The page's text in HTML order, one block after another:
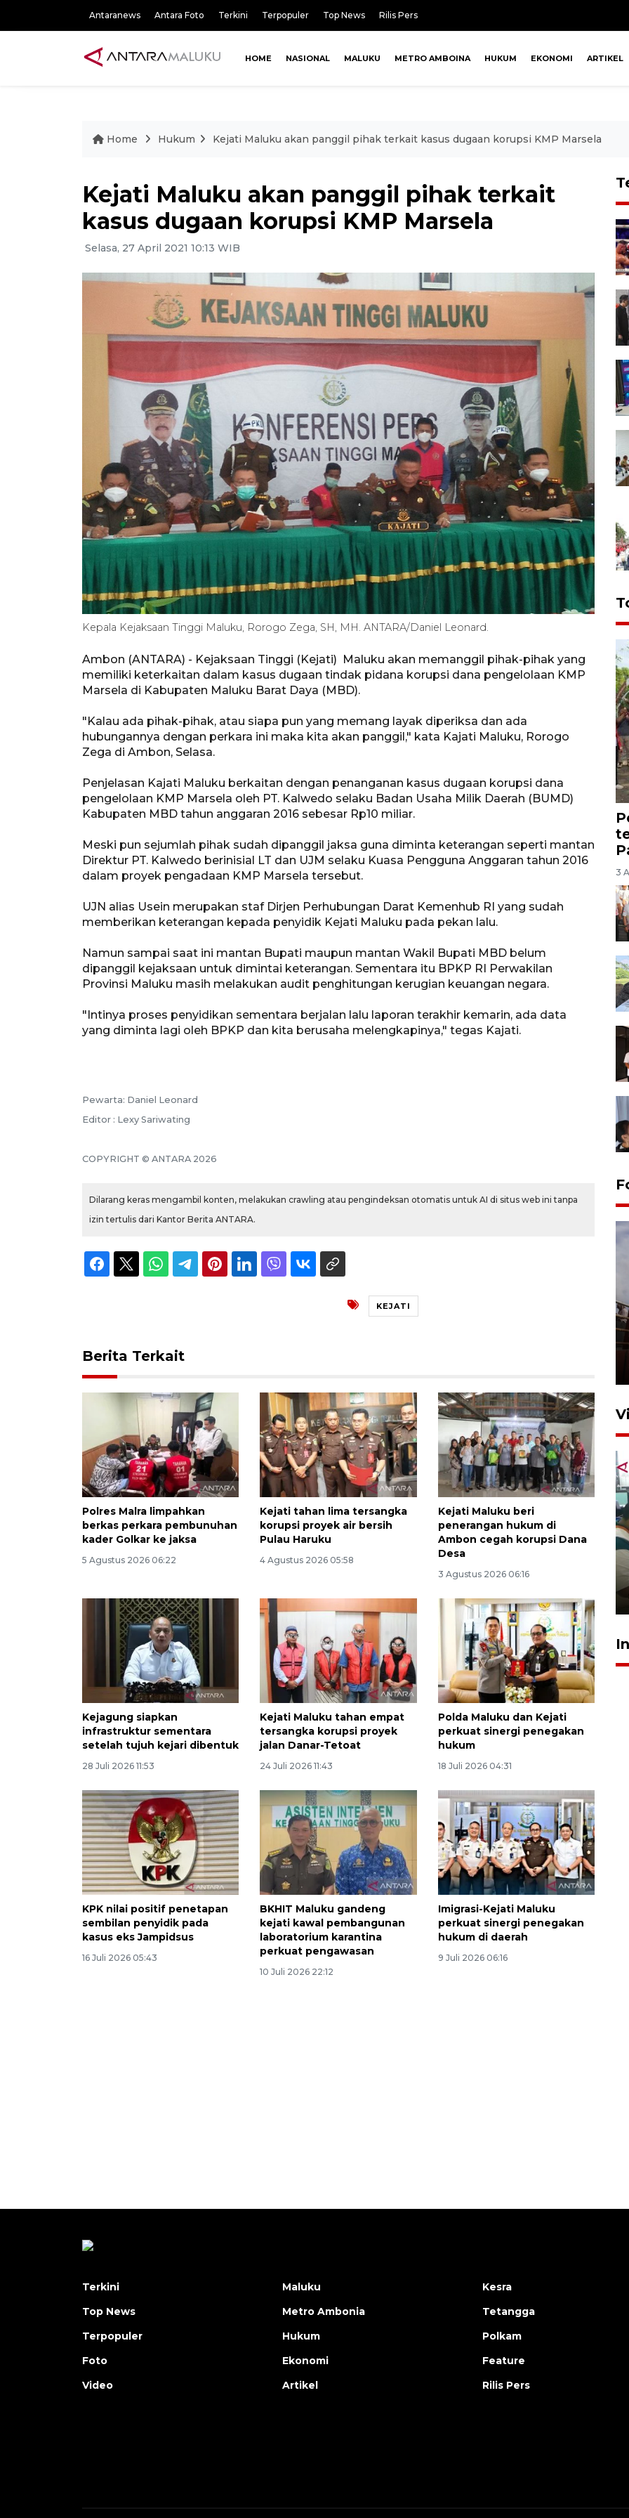
Antaranews Antara Foto Terkini Terpopuler Top News Rilis Pers
HOME NASIONAL MALUKU METRO AMBOINA HUKUM EKONOMI ARTIKEL
Home Hukum Kejati Maluku akan panggil pihak terkait kasus dugaan korupsi KMP Marsela
Kejati Maluku akan panggil pihak terkait
kasus dugaan korupsi KMP Marsela
Selasa, 27 April 2021 10:13 WIB
Kepala Kejaksaan Tinggi Maluku, Rorogo Zega, SH, MH. ANTARA/Daniel Leonard.
Ambon (ANTARA) - Kejaksaan Tinggi (Kejati) Maluku akan memanggil pihak-pihak yang
memiliki keterkaitan dalam kasus dugaan tindak pidana korupsi dana pengelolaan KMP
Marsela di Kabupaten Maluku Barat Daya (MBD).
"Kalau ada pihak-pihak, atau siapa pun yang memang layak diperiksa dan ada
hubungannya dengan perkara ini maka kita akan panggil," kata Kajati Maluku, Rorogo
Zega di Ambon, Selasa.
Penjelasan Kajati Maluku berkaitan dengan penanganan kasus dugaan korupsi dana
pengelolaan KMP Marsela oleh PT. Kalwedo selaku Badan Usaha Milik Daerah (BUMD)
Kabupaten MBD tahun anggaran 2016 sebesar Rp10 miliar.
Meski pun sejumlah pihak sudah dipanggil jaksa guna diminta keterangan seperti mantan
Direktur PT. Kalwedo berinisial LT dan UJM selaku Kuasa Pengguna Anggaran tahun 2016
dalam proyek pengadaan KMP Marsela tersebut.
UJN alias Usein merupakan staf Dirjen Perhubungan Darat Kemenhub RI yang sudah
memberikan keterangan kepada penyidik Kejati Maluku pada pekan lalu.
Namun sampai saat ini mantan Bupati maupun mantan Wakil Bupati MBD belum
dipanggil kejaksaan untuk dimintai keterangan. Sementara itu BPKP RI Perwakilan
Provinsi Maluku masih melakukan audit penghitungan kerugian keuangan negara.
"Intinya proses penyidikan sementara berjalan lalu laporan terakhir kemarin, ada data
yang diminta lagi oleh BPKP dan kita berusaha melengkapinya," tegas Kajati.
Pewarta: Daniel Leonard
Editor : Lexy Sariwating
COPYRIGHT © ANTARA 2026
Dilarang keras mengambil konten, melakukan crawling atau pengindeksan otomatis untuk AI di situs web ini tanpa
izin tertulis dari Kantor Berita ANTARA.
KEJATI
Berita Terkait
Polres Malra limpahkan
berkas perkara pembunuhan
kader Golkar ke jaksa
5 Agustus 2026 06:22
Kejati tahan lima tersangka
korupsi proyek air bersih
Pulau Haruku
4 Agustus 2026 05:58
Kejati Maluku beri
penerangan hukum di
Ambon cegah korupsi Dana
Desa
3 Agustus 2026 06:16
Kejagung siapkan
infrastruktur sementara
setelah tujuh kejari dibentuk
28 Juli 2026 11:53
Kejati Maluku tahan empat
tersangka korupsi proyek
jalan Danar-Tetoat
24 Juli 2026 11:43
Polda Maluku dan Kejati
perkuat sinergi penegakan
hukum
18 Juli 2026 04:31
KPK nilai positif penetapan
sembilan penyidik pada
kasus eks Jampidsus
16 Juli 2026 05:43
BKHIT Maluku gandeng
kejati kawal pembangunan
laboratorium karantina
perkuat pengawasan
10 Juli 2026 22:12
Imigrasi-Kejati Maluku
perkuat sinergi penegakan
hukum di daerah
9 Juli 2026 06:16
3
Ambon ajak semua pihak buka
ruang pada anak di lembaga
pembinaan
23 Juli 2026 14:28
Terkini
Top News
Terpopuler
Foto
Video
Maluku
Metro Ambonia
Hukum
Ekonomi
Artikel
Kesra
Tetangga
Polkam
Feature
Rilis Pers